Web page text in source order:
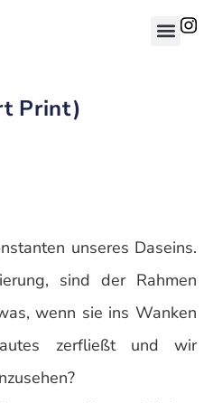
Print)
unseres Daseins.
sind der Rahmen
wenn sie ins Wanken
zerfließt und wir